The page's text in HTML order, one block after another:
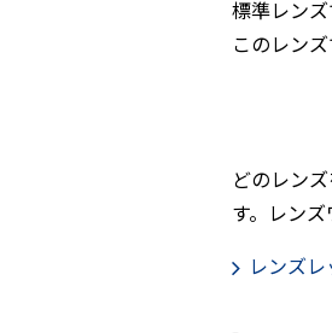
標準レン
このレン
どのレン
す。レン
レンズ